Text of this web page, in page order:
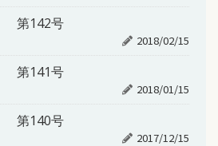
第142号
2018/02/15
第141号
2018/01/15
第140号
2017/12/15